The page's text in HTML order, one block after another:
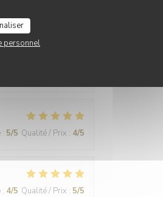
personnel
:5/5 Qualité / Prix
serveuse pour
: 5/5 Qualité / Prix : 4/5
: 4/5 Qualité / Prix : 5/5